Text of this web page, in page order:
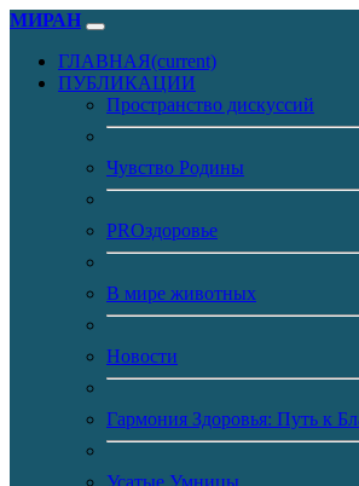
МИРАН
ГЛАВНАЯ(current)
ПУБЛИКАЦИИ
Пространство дискуссий
Чувство Родины
PROздоровье
В мире животных
Новости
Гармония Здоровья: Путь к
Усатые Умницы